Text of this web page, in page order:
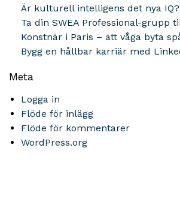
Är kulturell intelligens det nya IQ?
Ta din SWEA Professional-grupp
Konstnär i Paris – att våga byta
Bygg en hållbar karriär med
Meta
Logga in
Flöde för inlägg
Flöde för kommentarer
WordPress.org